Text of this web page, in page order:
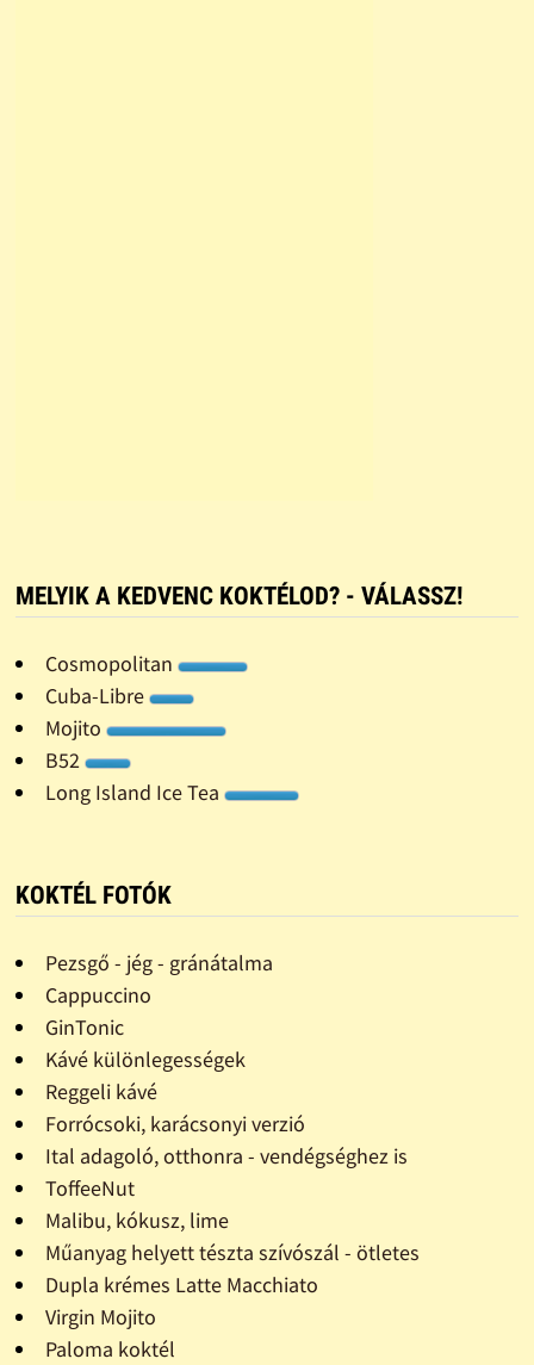
MELYIK A KEDVENC KOKTÉLOD? - VÁLASSZ!
Cosmopolitan
Cuba-Libre
Mojito
B52
Long Island Ice Tea
KOKTÉL FOTÓK
Pezsgő - jég - gránátalma
Cappuccino
GinTonic
Kávé különlegességek
Reggeli kávé
Forrócsoki, karácsonyi verzió
Ital adagoló, otthonra - vendégséghez is
ToffeeNut
Malibu, kókusz, lime
Műanyag helyett tészta szívószál - ötletes
Dupla krémes Latte Macchiato
Virgin Mojito
Paloma koktél